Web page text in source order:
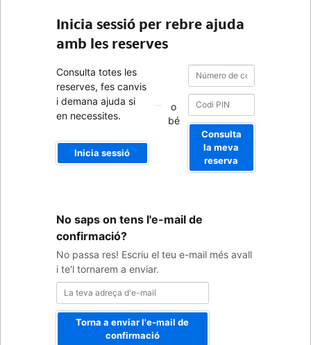
Inicia sessió per rebre ajuda
amb les reserves
Consulta totes les
reserves, fes canvis
i demana ajuda si
en necessites.
Inicia sessió
o
bé
Número
de
confirmació
Número
confirmació
Consulta
la meva
reserva
No saps on tens l'e-mail de
confirmació?
No passa res! Escriu el teu e-mail més avall
i te'l tornarem a enviar.
adreça
Torna a enviar l'e-mail de
confirmació